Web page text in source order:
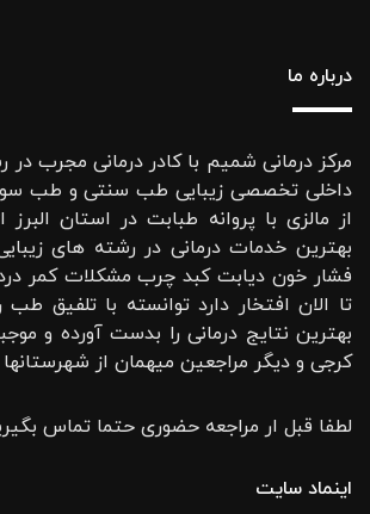
درباره ما
مرکز درمانی شمیم با کادر درمانی مجرب
داخلی تخصصی زیبایی طب سنتی و طب
بهترین خدمات درمانی در رشته‌ های
فشار خون دیابت کبد چرب مشکلات کمر
تا الان افتخار دارد توانسته با تلفیق
بهترین نتایج درمانی را بدست آورده و
کرجی و دیگر مراجعین میهمان از
لطفا قبل ار مراجعه حضوری حتما تماس
اینماد سایت